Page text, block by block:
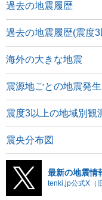
過去の地震履歴
過去の地震履歴(震度
海外の大きな地震
震源地ごとの地震発
震度3以上の地域別観
震央分布図
最新の地震情
tenki.jp公式X（